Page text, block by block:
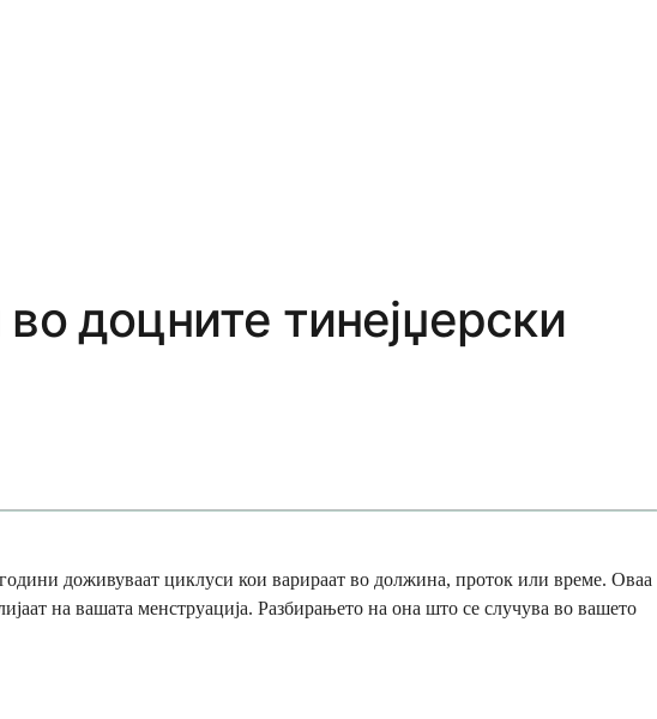
доцните тинејџерски
доживуваат циклуси кои варираат во должина, проток или време. Оваа
на вашата менструација. Разбирањето на она што се случува во вашето